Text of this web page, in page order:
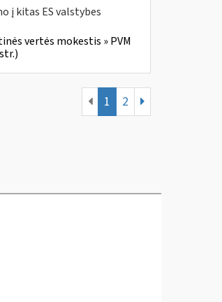
į kitas ES valstybes
vertės mokestis » PVM
1 2